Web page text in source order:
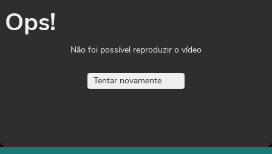
Ops!
Não foi possível reproduzir o vídeo
Tentar novamente